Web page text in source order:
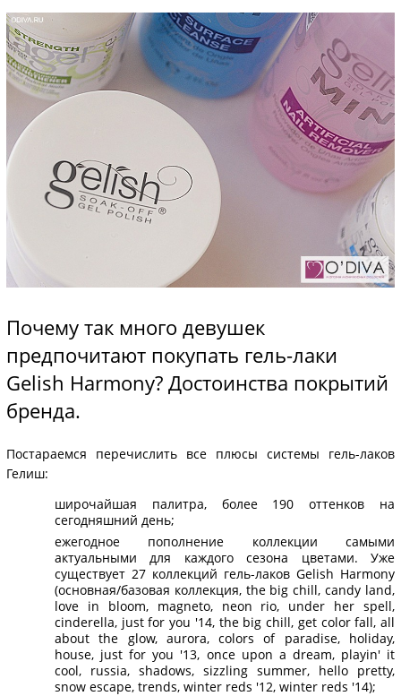
Почему так много девушек
предпочитают покупать гель-лаки
Gelish Harmony? Достоинства покрытий
бренда.
Постараемся перечислить все плюсы системы гель-лаков
Гелиш:
широчайшая палитра, более 190 оттенков на
сегодняшний день;
ежегодное пополнение коллекции самыми
актуальными для каждого сезона цветами. Уже
существует 27 коллекций гель-лаков Gelish Harmony
(основная/базовая коллекция, the big chill, сandy land,
love in bloom, magneto, neon rio, under her spell,
сinderella, just for you '14, the big chill, get color fall, all
about the glow, aurora, colors of paradise, holiday,
house, just for you '13, once upon a dream, playin' it
cool, russia, shadows, sizzling summer, hello pretty,
snow escape, trends, winter reds '12, winter reds '14);